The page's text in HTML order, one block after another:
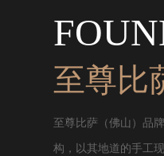
至尊比
至尊比萨（佛山）品
构，以其地道的手工